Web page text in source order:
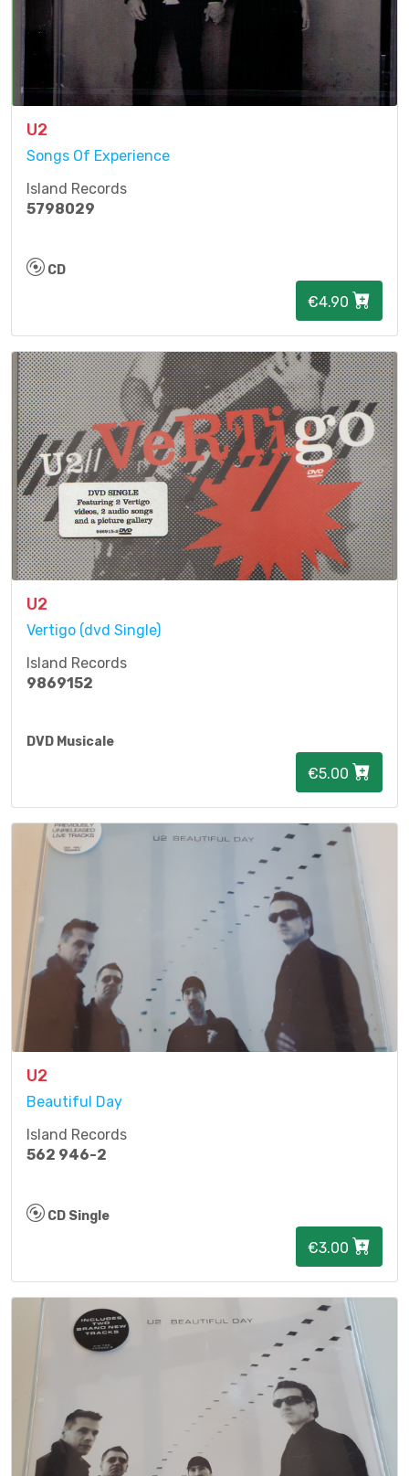
U2
Songs Of Experience
Island Records
5798029
CD
€4.90
U2
Vertigo (dvd Single)
Island Records
9869152
DVD Musicale
€5.00
U2
Beautiful Day
Island Records
562 946-2
CD Single
€3.00